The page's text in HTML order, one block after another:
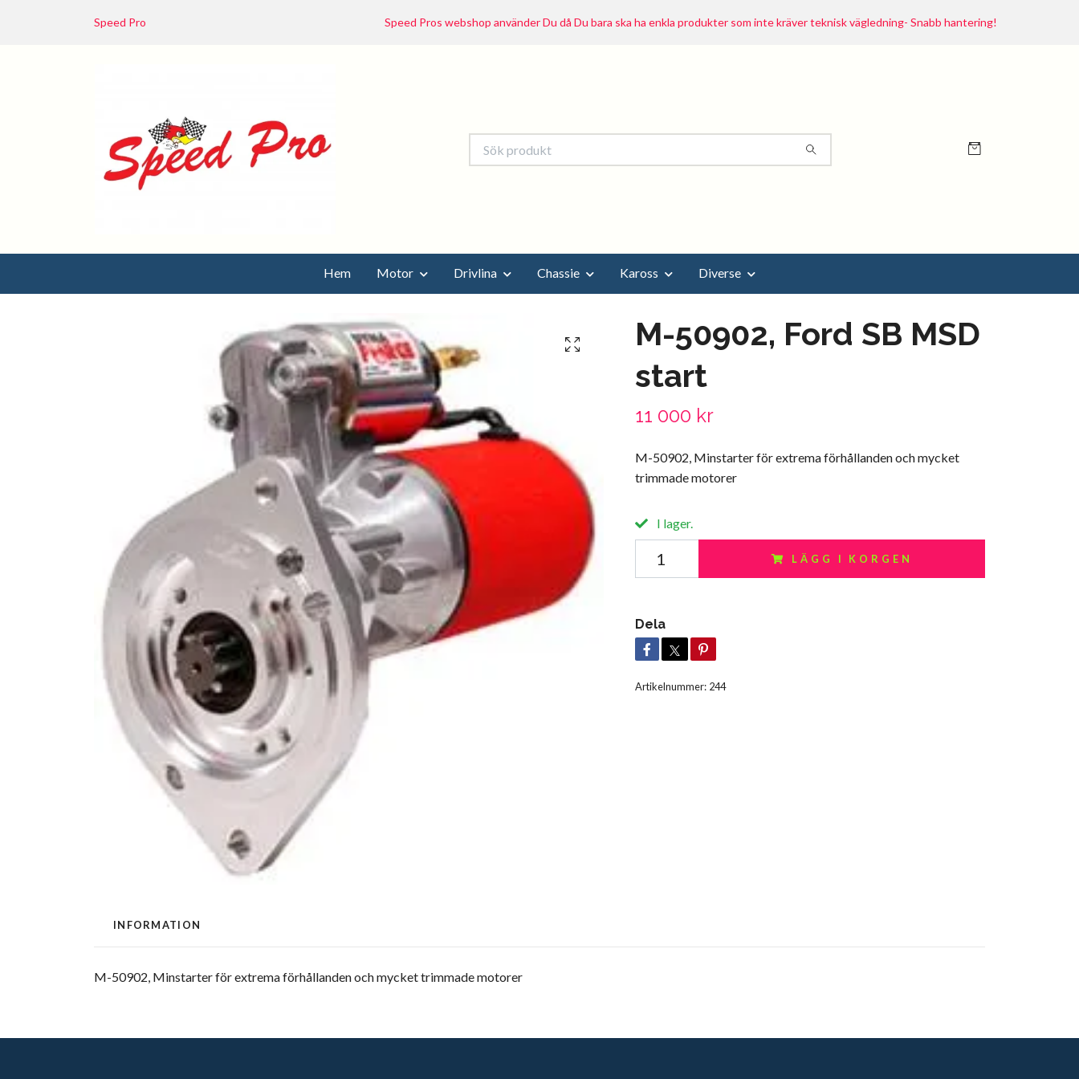
Speed Pro Speed Pros webshop använder Du då Du bara ska ha enkla produkter som inte kräver teknisk vägledning- Snabb hantering!
Hem Motor Drivlina Chassie Kaross Diverse
M-50902, Ford SB MSD
start
11 000 kr
M-50902, Minstarter för extrema förhållanden och mycket
trimmade motorer
I lager.
LÄGG I KORGEN
Dela
Artikelnummer: 244
INFORMATION
M-50902, Minstarter för extrema förhållanden och mycket trimmade motorer